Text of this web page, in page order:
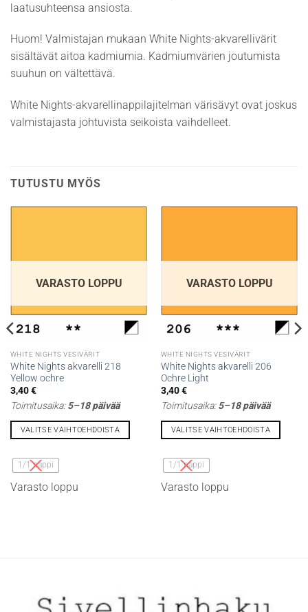
laatusuhteensa ansiosta.
Huom! Valmistajan mukaan White Nights-akvarellivärit
sisältävät aitoa kadmiumia. Kadmiumvärien joutumista
suuhun on vältettävä.
White Nights-akvarellinappilajitelman värisävyt ovat joskus
valmistajasta johtuvista seikoista vaihdelleet.
TUTUSTU MYÖS
VARASTO LOPPU
WHITE NIGHTS VESIVÄRIT
White Nights akvarelli 218
Yellow ochre
3,40€
Toimitusaika:5–18 päivää
VALITSE VAIHTOEHDOISTA
tuotteella
on
useampi
1/1 nappi
Varasto loppu
VARASTO LOPPU
WHITE NIGHTS VESIVÄRIT
White Nights akvarelli 206
Ochre Light
3,40€
Toimitusaika:5–18 päivää
VALITSE VAIHTOEHDOISTA
tuotteella
on
useampi
1/1 nappi
Varasto loppu